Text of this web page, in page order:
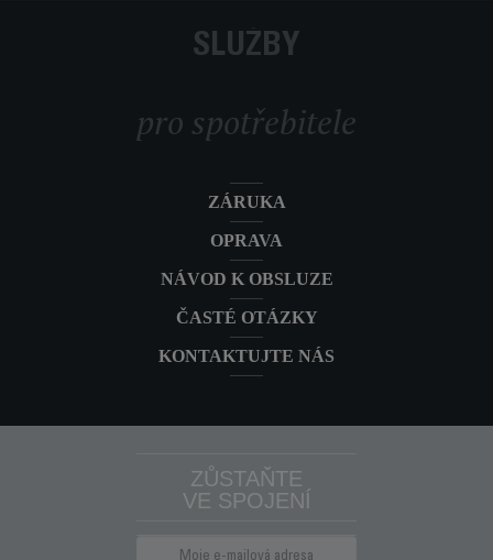
SLUŽBY
pro spotřebitele
ZÁRUKA
OPRAVA
NÁVOD K OBSLUZE
ČASTÉ OTÁZKY
KONTAKTUJTE NÁS
ZŮSTAŇTE
VE SPOJENÍ